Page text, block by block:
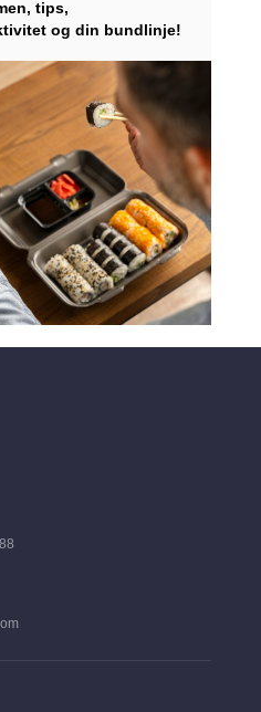
tips,
og din bundlinje!